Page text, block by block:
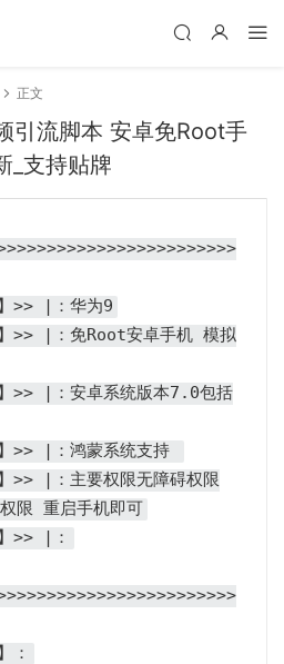
正文
引流脚本 安卓免Root手
_支持贴牌
>> |：华为9
>> |：免Root安卓手机 模拟
>> |：安卓系统版本7.0包括
>> |：鸿蒙系统支持
>> |：主要权限无障碍权限
限 重启手机即可
>> |：
：